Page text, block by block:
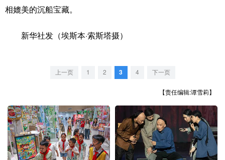
山东 河南 湖北 湖南
广东 广西 海南 重庆
四川 贵州 云南 西藏
相媲美的沉船宝藏。
新华社发（埃斯本·索斯塔摄）
上一页 1 2 3 4 下一页
【责任编辑:谭雪莉】